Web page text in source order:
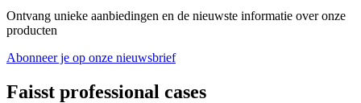
Ontvang unieke aanbiedingen en de nieuwste informatie over onze
producten
Abonneer je op onze nieuwsbrief
Faisst professional cases